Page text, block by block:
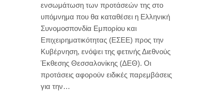
ενσωμάτωση των προτάσεών της στο
υπόμνημα που θα καταθέσει η Ελληνική
Συνομοσπονδία Εμπορίου και
Επιχειρηματικότητας (ΕΣΕΕ) προς την
Κυβέρνηση, ενόψει της φετινής Διεθνούς
Έκθεσης Θεσσαλονίκης (ΔΕΘ). Οι
προτάσεις αφορούν ειδικές παρεμβάσεις
για την…